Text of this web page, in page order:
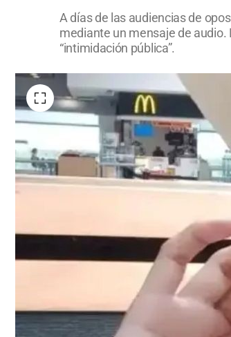
A días de las audiencias de
mediante un mensaje de audio.
“intimidación pública”.